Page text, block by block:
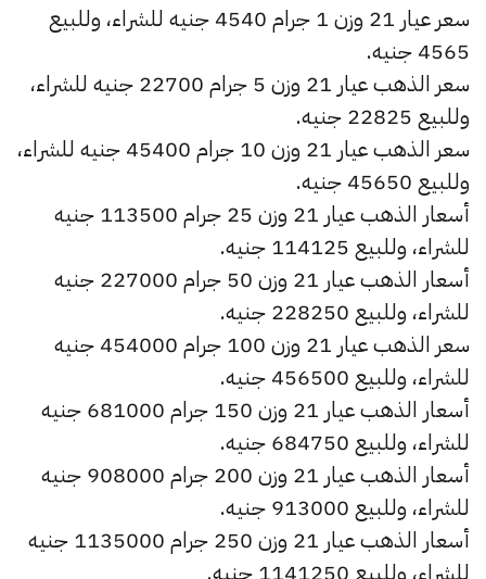
سعر عيار 21 وزن 1 جرام 4540 جنيه للشراء، وللبيع
4565 جنيه.
سعر الذهب عيار 21 وزن 5 جرام 22700 جنيه للشراء،
وللبيع 22825 جنيه.
سعر الذهب عيار 21 وزن 10 جرام 45400 جنيه للشراء،
وللبيع 45650 جنيه.
أسعار الذهب عيار 21 وزن 25 جرام 113500 جنيه
للشراء، وللبيع 114125 جنيه.
أسعار الذهب عيار 21 وزن 50 جرام 227000 جنيه
للشراء، وللبيع 228250 جنيه.
سعر الذهب عيار 21 وزن 100 جرام 454000 جنيه
للشراء، وللبيع 456500 جنيه.
أسعار الذهب عيار 21 وزن 150 جرام 681000 جنيه
للشراء، وللبيع 684750 جنيه.
أسعار الذهب عيار 21 وزن 200 جرام 908000 جنيه
للشراء، وللبيع 913000 جنيه.
أسعار الذهب عيار 21 وزن 250 جرام 1135000 جنيه
للشراء، وللبيع 1141250 جنيه.